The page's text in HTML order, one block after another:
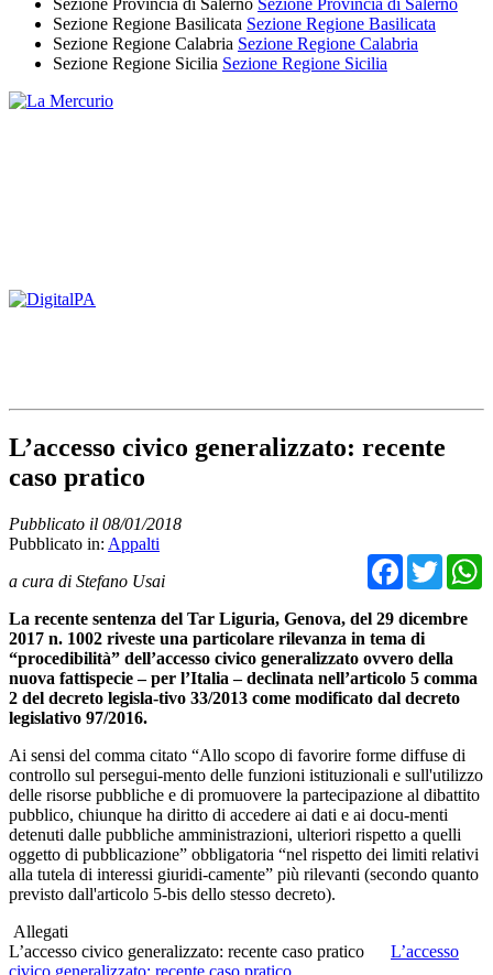
Sezione Regione Basilicata Sezione Regione Basilicata
Sezione Regione Calabria Sezione Regione Calabria
Sezione Regione Sicilia Sezione Regione Sicilia
L’accesso civico generalizzato: recente
caso pratico
Pubblicato il 08/01/2018
Pubblicato in: Appalti
a cura di Stefano Usai
La recente sentenza del Tar Liguria, Genova, del 29 dicembre
2017 n. 1002 riveste una particolare rilevanza in tema di
“procedibilità” dell’accesso civico generalizzato ovvero della
nuova fattispecie – per l’Italia – declinata nell’articolo 5 comma
2 del decreto legisla-tivo 33/2013 come modificato dal decreto
legislativo 97/2016.
Ai sensi del comma citato “Allo scopo di favorire forme diffuse di
controllo sul persegui-mento delle funzioni istituzionali e sull'utilizzo
delle risorse pubbliche e di promuovere la partecipazione al dibattito
pubblico, chiunque ha diritto di accedere ai dati e ai docu-menti
detenuti dalle pubbliche amministrazioni, ulteriori rispetto a quelli
oggetto di pubblicazione” obbligatoria “nel rispetto dei limiti relativi
alla tutela di interessi giuridi-camente” più rilevanti (secondo quanto
previsto dall'articolo 5-bis dello stesso decreto).
Allegati
L’accesso civico generalizzato: recente caso pratico
L’accesso
civico generalizzato: recente caso pratico